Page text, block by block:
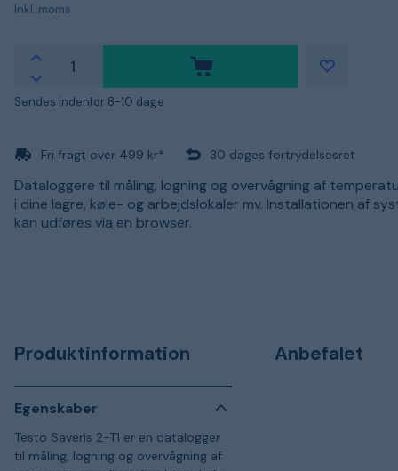
Inkl. moms
Sendes indenfor 8-10 dage
Fri fragt over 499 kr* 30 dages fortrydelsesret
Dataloggere til måling, logning og overvågning af
i dine lagre, køle- og arbejdslokaler mv. Installationen af
kan udføres via en browser.
Produktinformation
Egenskaber
Testo Saveris 2-T1 er en datalogger
til måling, logning og overvågning af
Anbefalet